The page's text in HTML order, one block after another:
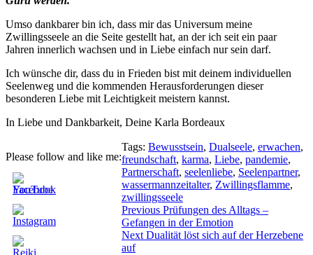
Umso dankbarer bin ich, dass mir das Universum meine
Zwillingsseele an die Seite gestellt hat, an der ich seit ein paar
Jahren innerlich wachsen und in Liebe einfach nur sein darf.
Ich wünsche dir, dass du in Frieden bist mit deinem individuellen
Seelenweg und die kommenden Herausforderungen dieser
besonderen Liebe mit Leichtigkeit meistern kannst.
In Liebe und Dankbarkeit, Deine Karla Bordeaux
Please follow and like me:
Tags: Bewusstsein, Dualseele, erwachen,
freundschaft, karma, Liebe, pandemie,
Partnerschaft, seelenliebe, Seelenpartner,
wassermannzeitalter, Zwillingsflamme,
zwillingsseele
BeitragsnavigationPrevious Previous
post:
Prüfungen des Alltags –
Gefangen in der Emotion
Next Next
Dualität löst sich auf der Herzebene
auf